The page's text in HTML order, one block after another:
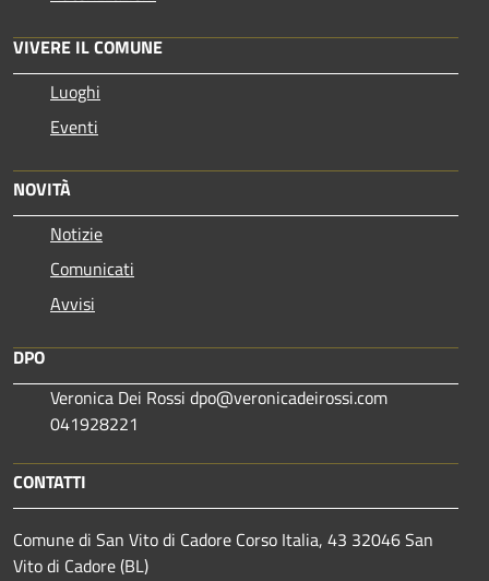
VIVERE IL COMUNE
Luoghi
Eventi
NOVITÀ
Notizie
Comunicati
Avvisi
DPO
Veronica Dei Rossi dpo@veronicadeirossi.com
041928221
CONTATTI
Comune di San Vito di Cadore Corso Italia, 43 32046 San
Vito di Cadore (BL)